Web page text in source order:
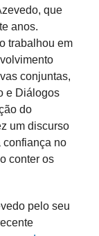
que
anos.
trabalhou em
conjuntas,
e Diálogos
do
um discurso
confiança no
conter os
pelo seu